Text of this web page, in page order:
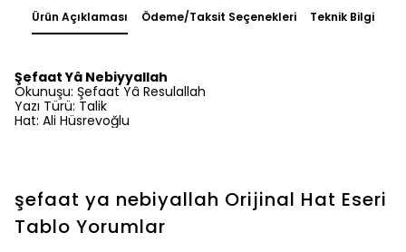
Ürün Açıklaması Ödeme/Taksit Seçenekleri Teknik Bilgi
Şefaat Yâ Nebiyyallah
Okunuşu: Şefaat Yâ Resulallah
Yazı Türü: Talik
Hat: Ali Hüsrevoğlu
şefaat ya nebiyallah Orijinal Hat Eseri
Tablo Yorumlar